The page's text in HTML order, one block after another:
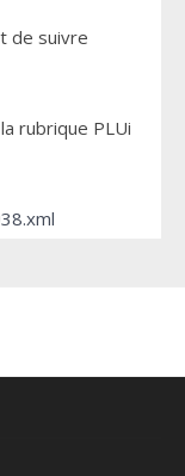
de suivre
rubrique PLUi